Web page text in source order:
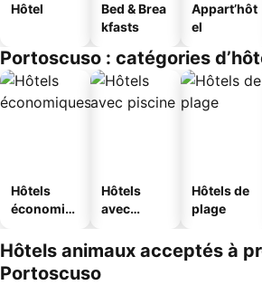
Hôtel
Bed & Brea
kfasts
Appart’hôt
el
Portoscuso : catégories
Hôtels
économiq
Hôtels
avec
Hôtels de
plage
Hôtels animaux acceptés à
Portoscuso